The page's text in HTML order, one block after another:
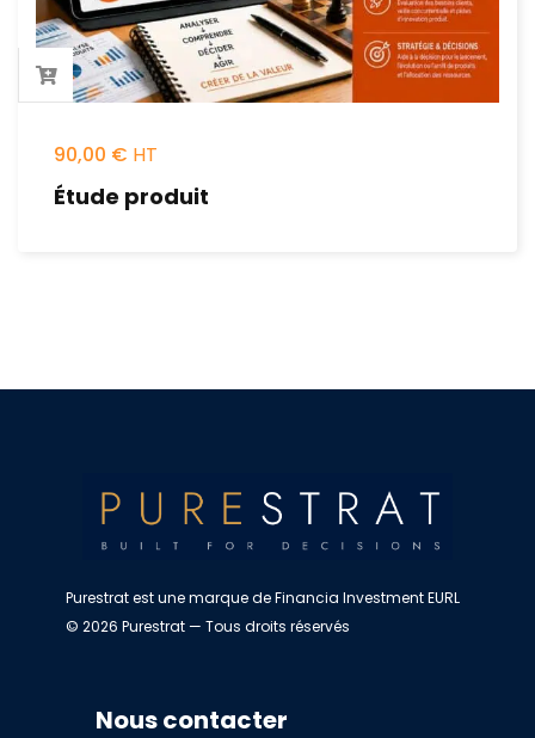
90,00 €
Étude produit
Purestrat est une marque de Financia Investment EURL
© 2026 Purestrat — Tous droits réservés
Nous contacter